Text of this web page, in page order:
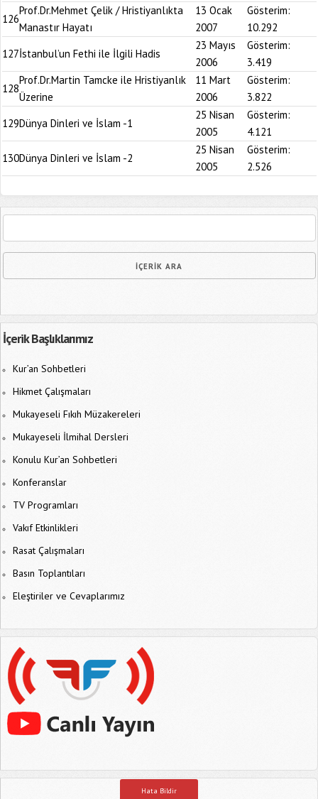
126
Prof.Dr.Mehmet Çelik / Hristiyanlıkta
Manastır Hayatı
13 Ocak
2007
Gösterim:
10.292
127İstanbul’un Fethi ile İlgili Hadis
23 Mayıs
2006
Gösterim:
3.419
128
Prof.Dr.Martin Tamcke ile Hristiyanlık
Üzerine
11 Mart
2006
Gösterim:
3.822
129Dünya Dinleri ve İslam -1
25 Nisan
2005
Gösterim:
4.121
130Dünya Dinleri ve İslam -2
25 Nisan
2005
Gösterim:
2.526
İçerik Başlıklarımız
Kur’an Sohbetleri
Hikmet Çalışmaları
Mukayeseli Fıkıh Müzakereleri
Mukayeseli İlmihal Dersleri
Konulu Kur’an Sohbetleri
Konferanslar
TV Programları
Vakıf Etkinlikleri
Rasat Çalışmaları
Basın Toplantıları
Eleştiriler ve Cevaplarımız
Hata Bildir